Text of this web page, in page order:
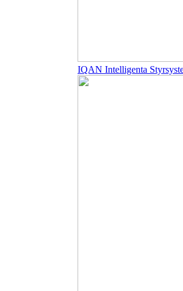
IQAN Intelligenta